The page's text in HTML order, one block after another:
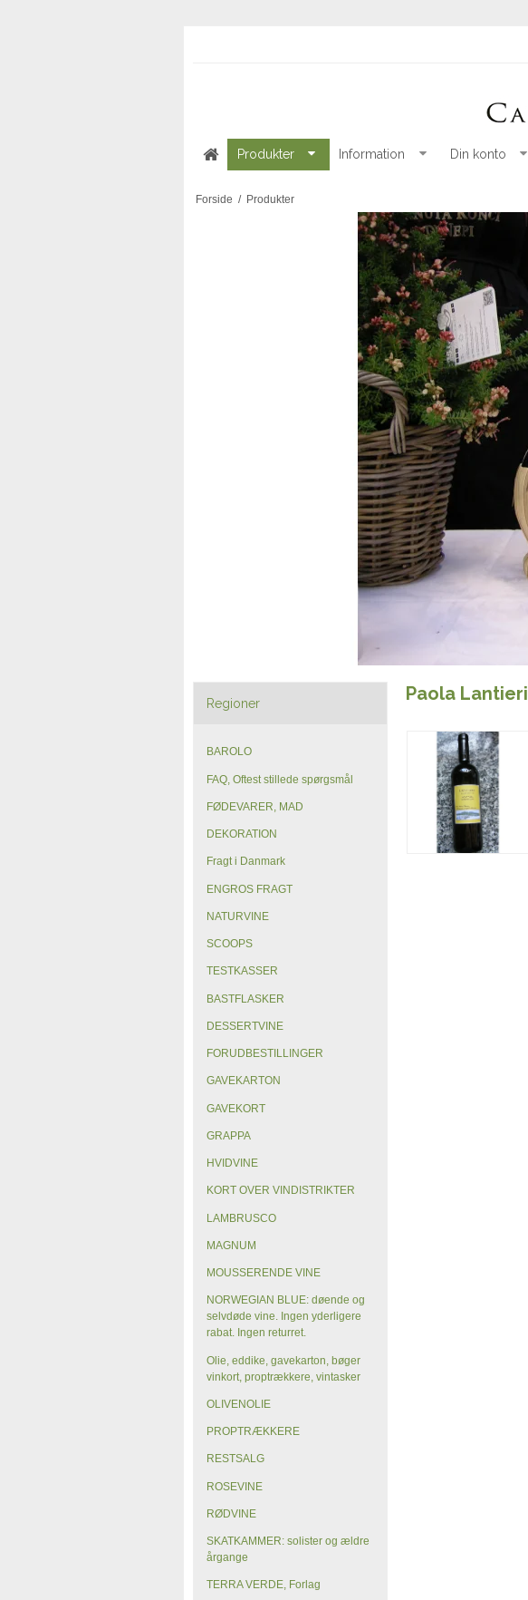
Produkter Information Din konto
Forside / Produkter
Regioner
BAROLO
FAQ, Oftest stillede spørgsmål
FØDEVARER, MAD
DEKORATION
Fragt i Danmark
ENGROS FRAGT
NATURVINE
SCOOPS
TESTKASSER
BASTFLASKER
DESSERTVINE
FORUDBESTILLINGER
GAVEKARTON
GAVEKORT
GRAPPA
HVIDVINE
KORT OVER VINDISTRIKTER
LAMBRUSCO
MAGNUM
MOUSSERENDE VINE
NORWEGIAN BLUE: døende og
selvdøde vine. Ingen yderligere
rabat. Ingen returret.
Olie, eddike, gavekarton, bøger
vinkort, proptrækkere, vintasker
OLIVENOLIE
PROPTRÆKKERE
RESTSALG
ROSEVINE
RØDVINE
SKATKAMMER: solister og ældre
årgange
TERRA VERDE, Forlag
Paola Lantieri